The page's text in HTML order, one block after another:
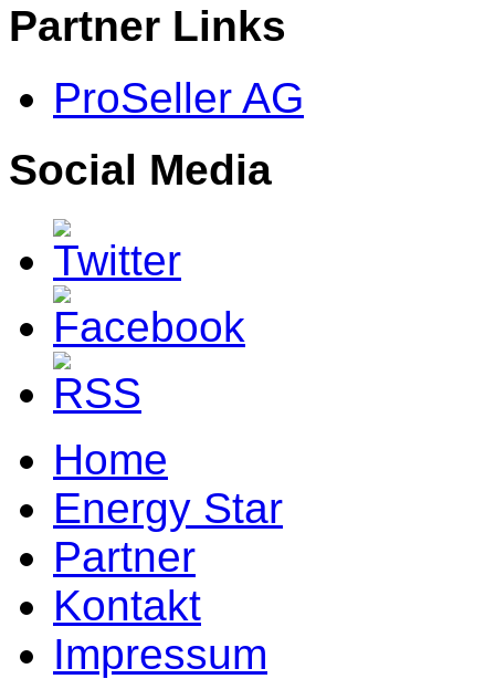
Partner Links
ProSeller AG
Social Media
Home
Energy Star
Partner
Kontakt
Impressum